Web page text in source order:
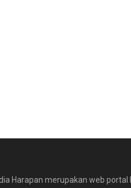
Harapan merupakan web portal